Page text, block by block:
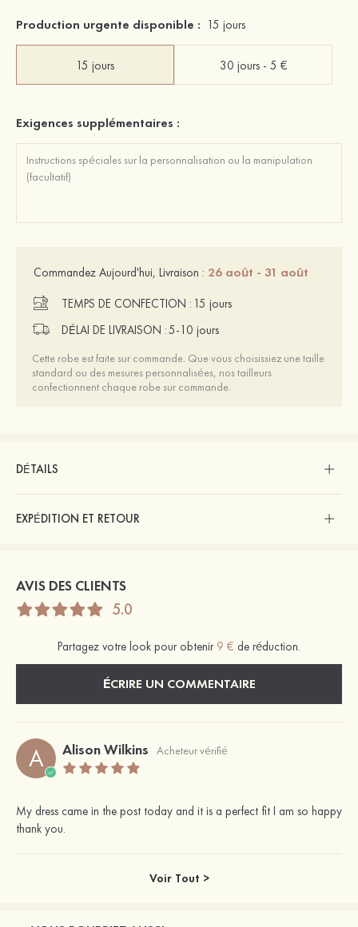
Production urgente disponible : 15 jours
15 jours 30 jours - 5 €
Exigences supplémentaires :
Commandez Aujourd'hui, Livraison : 26 août - 31 août
TEMPS DE CONFECTION : 15 jours
DÉLAI DE LIVRAISON :5-10 jours
Cette robe est faite sur commande. Que vous choisissiez une taille
standard ou des mesures personnalisées, nos tailleurs
confectionnent chaque robe sur commande.
DÉTAILS
EXPÉDITION ET RETOUR
AVIS DES CLIENTS
5.0
Partagez votre look pour obtenir 9 € de réduction.
ÉCRIRE UN COMMENTAIRE
A Alison Wilkins Acheteur vérifié
My dress came in the post today and it is a perfect fit I am so happy
thank you.
Voir Tout >